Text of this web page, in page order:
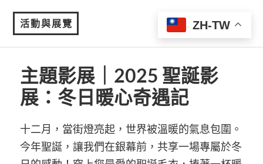
活動與展覽 MENU
主題影展｜2025 聖誕影
展：冬日暖心奇遇記
十二月，當街燈亮起，世界被溫暖的氣息包圍。
今年聖誕，讓我們在銀幕前，共享一場專屬於冬
ZH-TW